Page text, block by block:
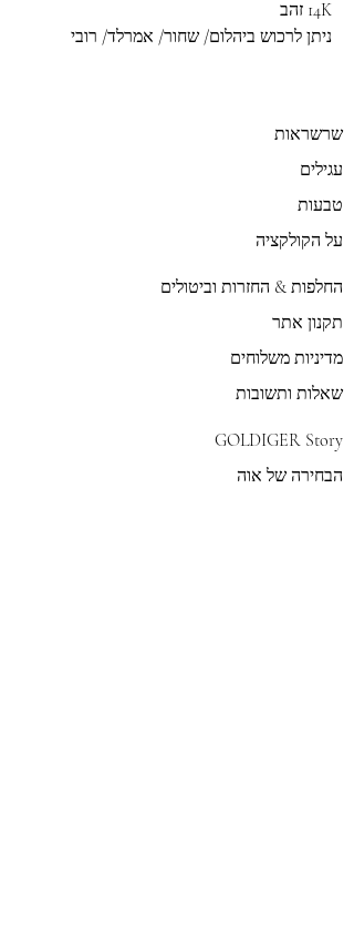
14K זהב
ניתן לרכוש ביהלום/ שחור/ אמרלד/ רובי
שרשראות
עגילים
טבעות
על הקולקציה
החלפות & החזרות וביטולים
תקנון אתר
מדיניות משלוחים
שאלות ותשובות
GOLDIGER Story
הבחירה של אוה